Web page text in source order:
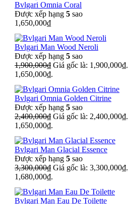
Bvlgari Omnia Coral
Được xếp hạng 5 sao
1,650,000₫
Bvlgari Man Wood Neroli
Được xếp hạng 5 sao
1,900,000₫ Giá gốc là: 1,900,000₫.
1,650,000₫.
Bvlgari Omnia Golden Citrine
Được xếp hạng 5 sao
2,400,000₫ Giá gốc là: 2,400,000₫.
1,650,000₫.
Bvlgari Man Glacial Essence
Được xếp hạng 5 sao
3,300,000₫ Giá gốc là: 3,300,000₫.
1,680,000₫.
Bvlgari Man Eau De Toilette